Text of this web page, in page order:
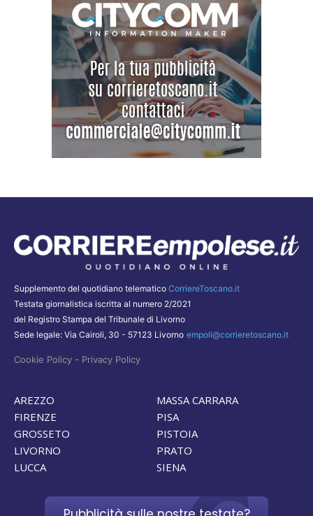
Supplemento del quotidiano telematico CorriereToscano.it
Testata giornalistica iscritta al numero 2/2021
del Registro Stampa del Tribunale di Livorno
Sede legale: Via Cairoli, 30 - 57123 Livorno empoli@corrieretoscano.it
Cookie Policy - Privacy Policy
AREZZO
FIRENZE
GROSSETO
LIVORNO
LUCCA
MASSA CARRARA
PISA
PISTOIA
PRATO
SIENA